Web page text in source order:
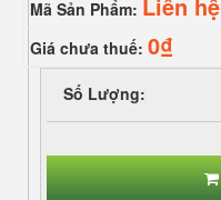
Mã Sản Phẩm: Liên hệ
Giá chưa thuế: 0₫
Số Lượng: